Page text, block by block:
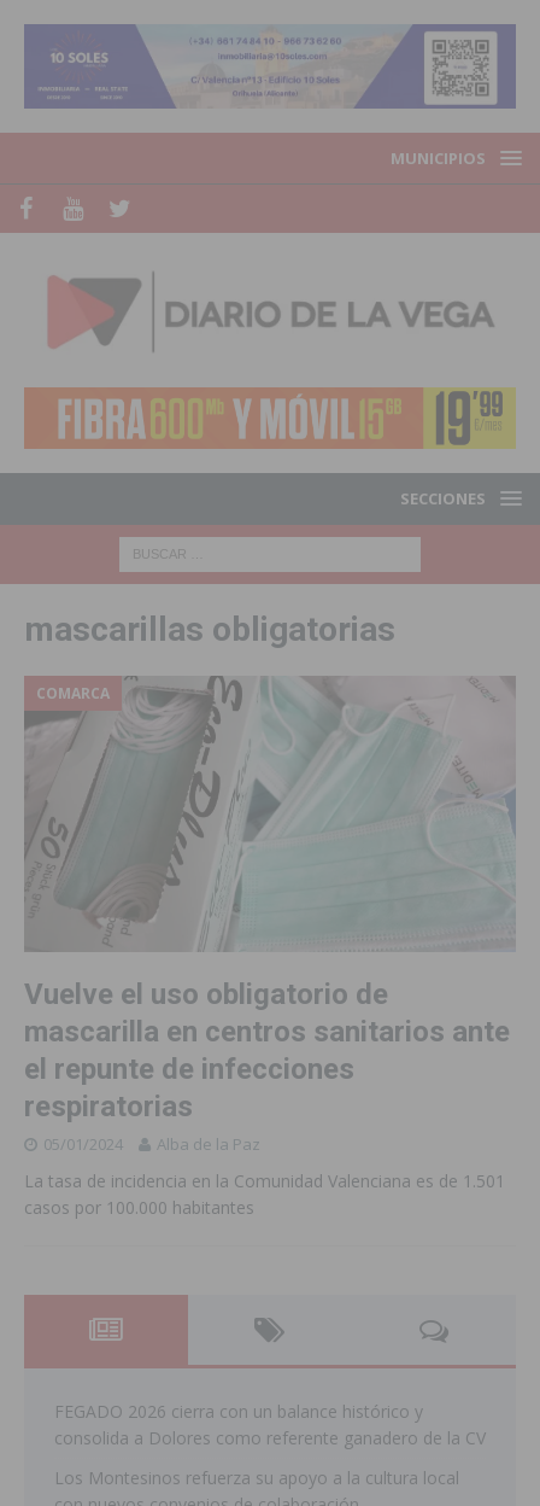
MUNICIPIOS
SECCIONES
mascarillas obligatorias
COMARCA
Vuelve el uso obligatorio de
mascarilla en centros sanitarios ante
el repunte de infecciones
respiratorias
05/01/2024 Alba de la Paz
La tasa de incidencia en la Comunidad Valenciana es de 1.501
casos por 100.000 habitantes
FEGADO 2026 cierra con un balance histórico y
consolida a Dolores como referente ganadero de la CV
Los Montesinos refuerza su apoyo a la cultura local